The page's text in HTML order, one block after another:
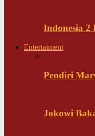
Indonesia 2
Entertaiment
Pendiri
Jokowi